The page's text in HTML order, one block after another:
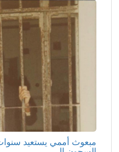
مبعوث أممي يستعيد سنوات